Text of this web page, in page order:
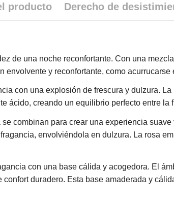
producto Derecho de
de una noche reconfortante. Con una
y reconfortante, como
con una explosión de frescura y dulzura.
ácido, creando un equilibrio perfecto entre la
combinan para crear una experiencia
envolviéndola en dulzura. La rosa
con una base cálida y acogedora. El
duradero. Esta base amaderada y